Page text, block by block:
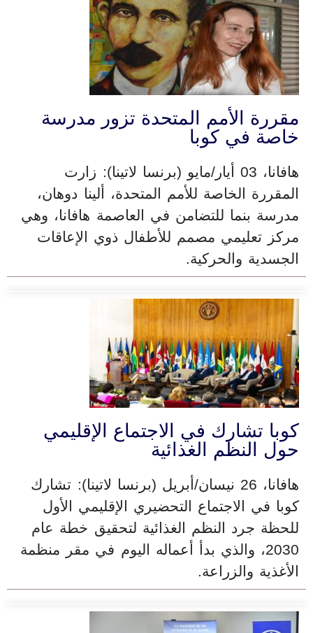
مقررة الأمم المتحدة تزور مدرسة
خاصة في كوبا
هافانا، 03 أيار/مايو (برنسا لاتينا): زارت
المقررة الخاصة للأمم المتحدة، ألينا دوهان،
مدرسة بنما للتضامن في العاصمة هافانا، وهي
مركز تعليمي مصمم للأطفال ذوي الإعاقات
الجسدية والحركية.
كوبا تشارك في الاجتماع الإقليمي
حول النظم الغذائية
هافانا، 26 نيسان/أبريل (برنسا لاتينا): تشارك
كوبا في الاجتماع التحضيري الإقليمي الأول
للحظة جرد النظم الغذائية لتحقيق خطة عام
2030، والذي بدأ أعماله اليوم في مقر منظمة
الأغذية والزراعة.